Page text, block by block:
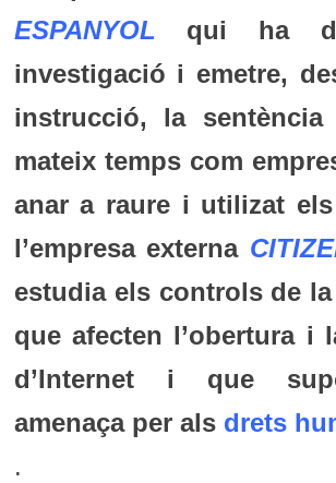
ESPANYOL qui ha
investigació i emetre,
instrucció, la
mateix temps com
anar a raure i utilizat
l’empresa externa
estudia els controls de
que afecten l’obertura i
d’Internet i que
amenaça per als drets
.